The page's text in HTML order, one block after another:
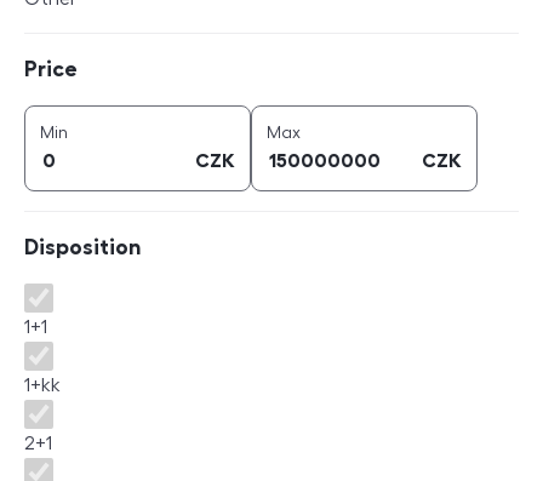
Price
Min
CZK
Maxprice (
CZK
Disposition
Disposition
1+1
1+kk
2+1